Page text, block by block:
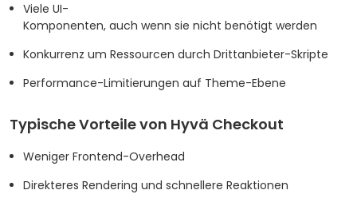
Viele UI-
Komponenten, auch wenn sie nicht benötigt werden
Konkurrenz um Ressourcen durch Drittanbieter-Skripte
Performance-Limitierungen auf Theme-Ebene
Typische Vorteile von Hyvä Checkout
Weniger Frontend-Overhead
Direkteres Rendering und schnellere Reaktionen